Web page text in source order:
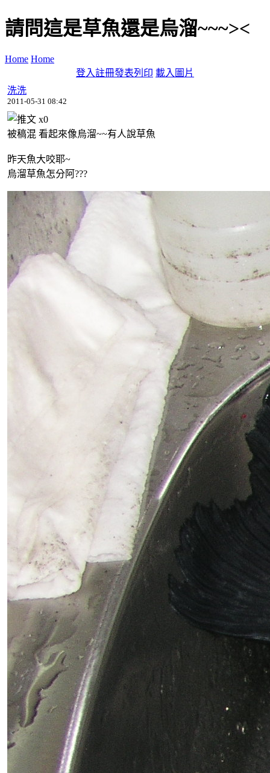
請問這是草魚還是烏溜~~~><
Home Home
登入註冊發表列印 載入圖片
洗洗
2011-05-31 08:42
x0
被稿混 看起來像烏溜~~有人說草魚
昨天魚大咬耶~
烏溜草魚怎分阿???